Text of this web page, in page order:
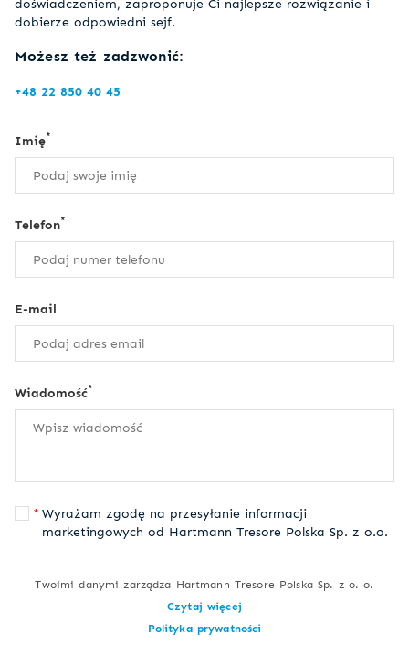
doświadczeniem, zaproponuje Ci najlepsze rozwiązanie i
dobierze odpowiedni sejf.
Możesz też zadzwonić:
+48 22 850 40 45
Imię*
Telefon*
E-mail
Wiadomość*
Wyrażam zgodę na przesyłanie informacji
marketingowych od Hartmann Tresore Polska Sp. z o.o.
Twoimi danymi zarządza Hartmann Tresore Polska Sp. z o. o.
Czytaj więcej
Polityka prywatności